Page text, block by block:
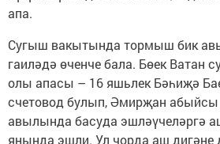
апа.
Сугыш вакытында тормыш бик
гаиләдә өченче бала. Бөек Ватан
олы апасы – 16 яшьлек Бәһиҗә
счетовод булып, Әмирҗан
авылында басуда эшләүчеләргә
янында эшли. Ул чорда аш дигәне